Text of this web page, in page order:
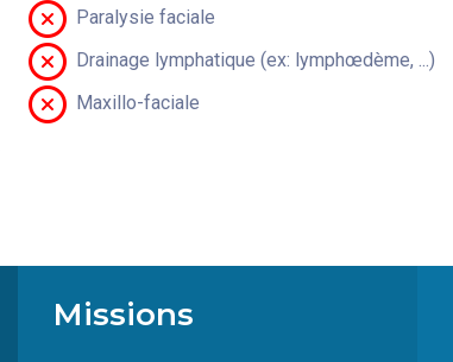
Paralysie faciale
Drainage lymphatique (ex: lymphœdème, ...)
Maxillo-faciale
Missions